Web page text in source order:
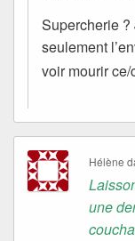
Supercherie
seulement
voir mourir ce/
Hélène
une